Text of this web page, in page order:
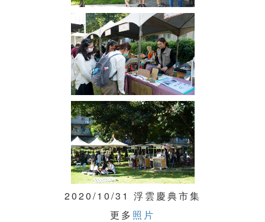
2020/10/31 浮雲慶典市集
更多 照片